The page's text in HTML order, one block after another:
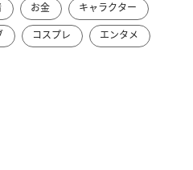
お金
キャラクター
コスプレ
エンタメ